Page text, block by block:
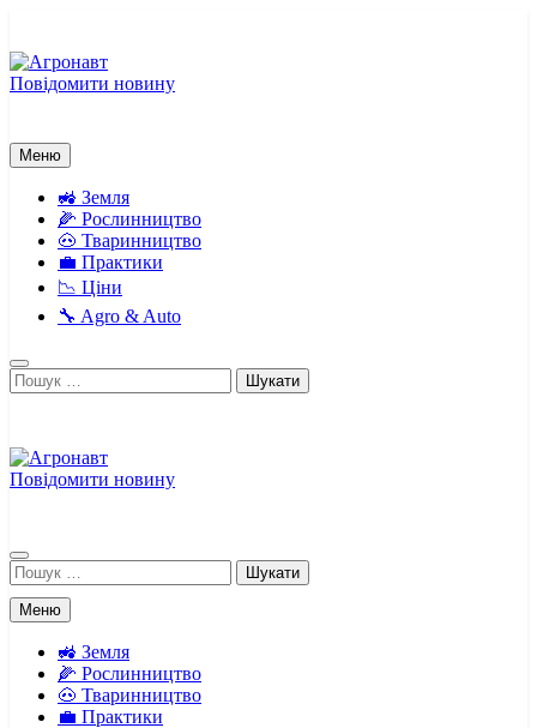
вмісту
Повідомити новину
Меню
🚜 Земля
🌽 Рослинництво
🐽 Тваринництво
💼 Практики
📉 Ціни
🔧 Agro & Auto
Пошук:
Повідомити новину
Пошук:
Меню
🚜 Земля
🌽 Рослинництво
🐽 Тваринництво
💼 Практики